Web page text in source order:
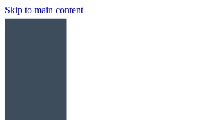
Skip to main content